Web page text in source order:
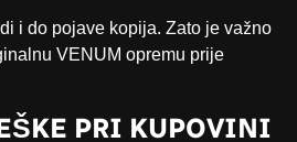
i do pojave kopija. Zato je važno
VENUM opremu prije
PRI KUPOVINI